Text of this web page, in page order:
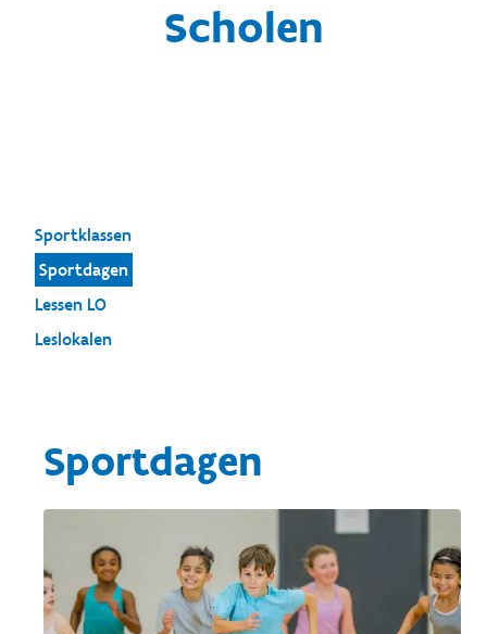
Scholen
Sportklassen
Sportdagen
Lessen LO
Leslokalen
Sportdagen